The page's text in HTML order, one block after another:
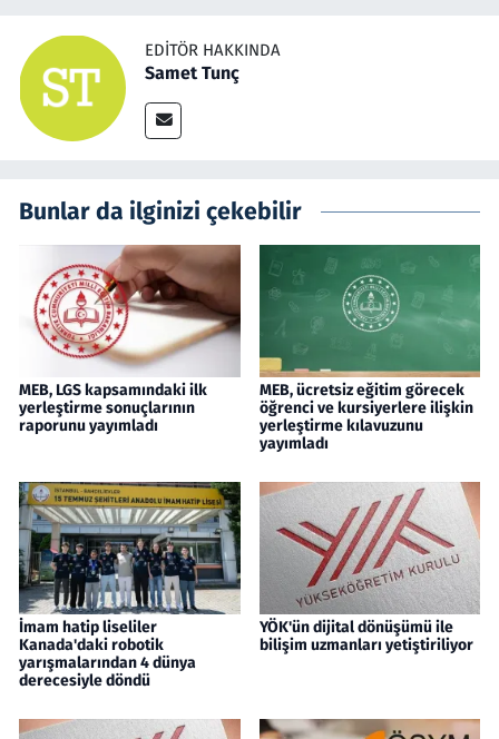
EDITÖR HAKKINDA
Samet Tunç
Bunlar da ilginizi çekebilir
MEB, LGS kapsamındaki ilk
yerleştirme sonuçlarının
raporunu yayımladı
MEB, ücretsiz eğitim görecek
öğrenci ve kursiyerlere ilişkin
yerleştirme kılavuzunu
yayımladı
İmam hatip liseliler
Kanada'daki robotik
yarışmalarından 4 dünya
derecesiyle döndü
YÖK'ün dijital dönüşümü ile
bilişim uzmanları yetiştiriliyor